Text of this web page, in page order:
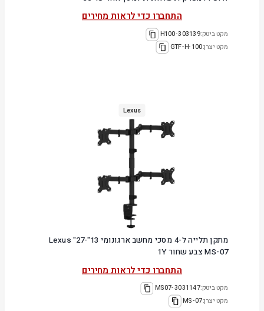
התחברו כדי לראות מחירים
מקט ביטק:303139-H100
מקט יצרן:GTF-H-100
Lexus
מתקן תלייה ל-4 מסכי מחשב ארגונומי 13"-27" Lexus
MS-07 צבע שחור 1Y
התחברו כדי לראות מחירים
מקט ביטק:3031147-MS07
מקט יצרן:MS-07